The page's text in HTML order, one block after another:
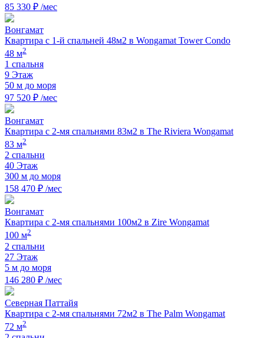
85 330 ₽ /мес
Вонгамат
Квартира с 1-й спальней 48м2 в Wongamat Tower Condo
48 м2
1 спальня
9 Этаж
50 м до моря
97 520 ₽ /мес
Вонгамат
Квартира с 2-мя спальнями 83м2 в The Riviera Wongamat
83 м2
2 спальни
40 Этаж
300 м до моря
158 470 ₽ /мес
Вонгамат
Квартира с 2-мя спальнями 100м2 в Zire Wongamat
100 м2
2 спальни
27 Этаж
5 м до моря
146 280 ₽ /мес
Северная Паттайя
Квартира с 2-мя спальнями 72м2 в The Palm Wongamat
72 м2